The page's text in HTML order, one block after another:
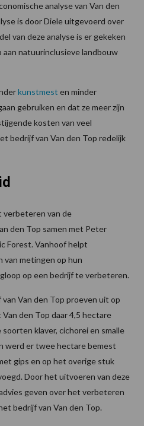
analyse van Van den
is door Diele uitgevoerd over
van deze analyse is er gekeken
aan natuurinclusieve landbouw
kunstmest en minder
gebruiken en dat ze meer zijn
kosten van veel
bedrijf van Van den Top redelijk
verbeteren van de
den Top samen met Peter
Forest. Vanhoof helpt
van metingen op hun
op een bedrijf te verbeteren.
Van den Top proeven uit op
den Top daar 4,5 hectare
klaver, cichorei en smalle
werd er twee hectare bemest
gips en op het overige stuk
Door het uitvoeren van deze
geven over het verbeteren
bedrijf van Van den Top.